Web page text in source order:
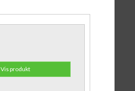
Vis produkt